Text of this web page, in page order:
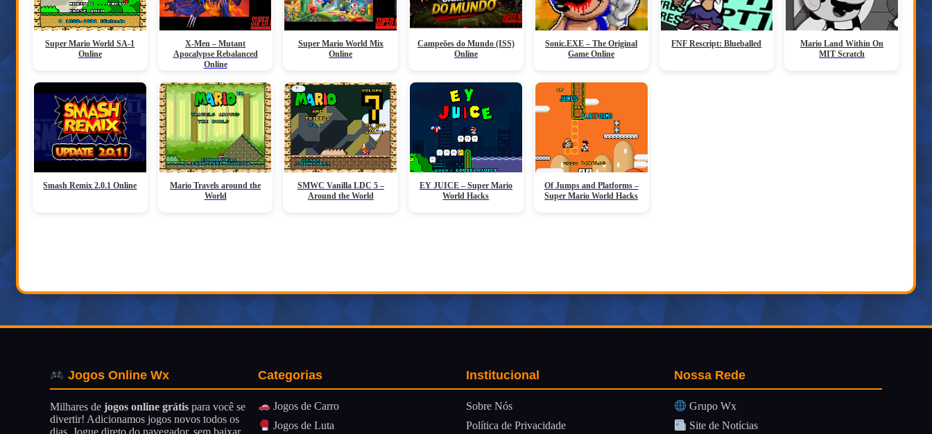
Super Mario World SA-1
Online
X-Men – Mutant
Apocalypse Rebalanced
Online
Super Mario World Mix
Online
Campeões do Mundo (ISS)
Online
Sonic.EXE – The Original
Game Online
FNF Rescript: Blueballed
Mario Land Within On
MIT Scratch
Smash Remix 2.0.1 Online
Mario Travels around the
World
SMWC Vanilla LDC 5 –
Around the World
EY JUICE – Super Mario
World Hacks
Of Jumps and Platforms –
Super Mario World Hacks
Jogos Online Wx
Milhares de jogos online grátis para você se
divertir! Adicionamos jogos novos todos os
dias. Jogue direto do navegador, sem baixar
Categorias
Jogos de Carro
Jogos de Luta
Institucional
Sobre Nós
Política de Privacidade
Nossa Rede
Grupo Wx
Site de Notícias